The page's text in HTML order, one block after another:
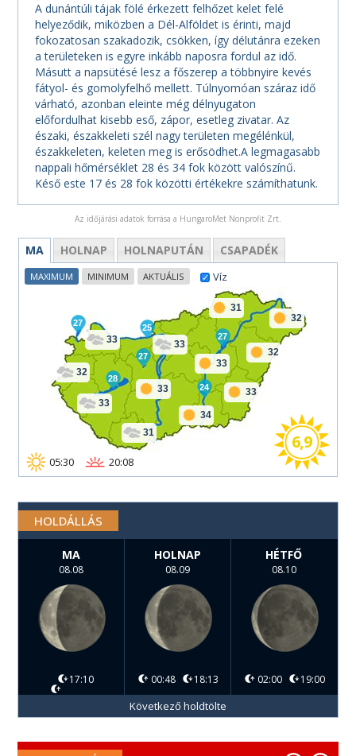
A dunántúli tájak fölé érkezett felhőzet kelet felé
helyeződik, miközben a Dél-Alföldet is érinti, majd
fokozatosan szakadozik, csökken, így délutánra ezeken
a területeken is egyre inkább naposra fordul az idő.
Másutt a napsütésé lesz a főszerep a többnyire kevés
fátyol- és gomolyfelhő mellett. Túlnyomóan száraz idő
várható, azonban eleinte még délnyugaton
előfordulhat kisebb eső, zápor, esetleg zivatar. Az
északi, északkeleti szél nagy területen megélénkül,
északkeleten, keleten meg is erősödhet.A legmagasabb
nappali hőmérséklet 28 és 34 fok között valószínű.
Késő este 17 és 28 fok közötti értékekre számíthatunk.
Az időjárási adatok forrása a HungaroMet Nonprofit Zrt.
MA HOLNAP HOLNAPUTÁN CSAPADÉK
33
32
33
33
31
34
33
33
31
33
32
32
27
28
27
25
24
27
05:30 20:08
6,9
Víz
MAXIMUM MINIMUM AKTUÁLIS
HOLDÁLLÁS
MA
08.08
17:10
HOLNAP
08.09
00:48 18:13
HÉTFŐ
08.10
02:00 19:00
Következő holdtölte